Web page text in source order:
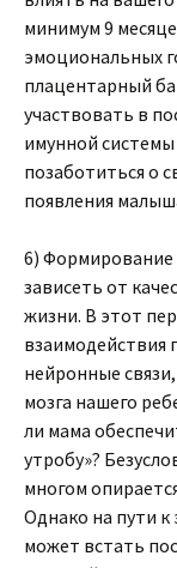
минимум 9
эмоциональных
плацентарный
участвовать в
имунной
позаботиться о
появления
6) Формирование
зависеть от
жизни. В этот
взаимодействия
нейронные
мозга нашего
ли мама
утробу»?
многом
Однако на пути
может встать